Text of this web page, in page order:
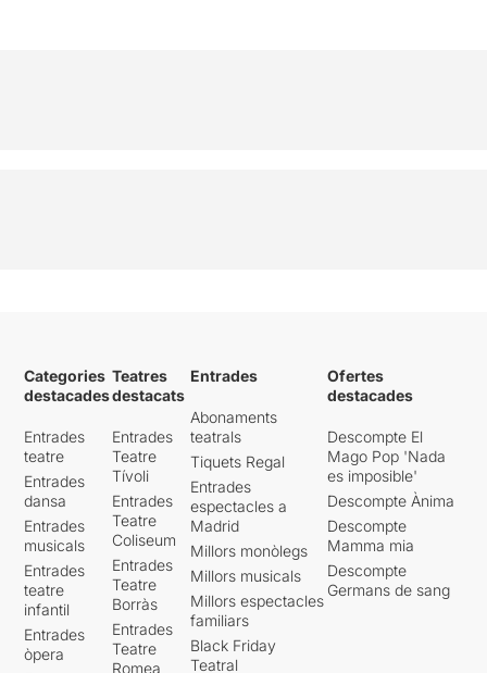
Categories
destacades
Entrades
teatre
Entrades
dansa
Entrades
musicals
Entrades
teatre
infantil
Entrades
òpera
Teatres
destacats
Entrades
Teatre
Tívoli
Entrades
Teatre
Coliseum
Entrades
Teatre
Borràs
Entrades
Teatre
Romea
Entrades
Abonaments
teatrals
Tiquets Regal
Entrades
espectacles a
Madrid
Millors monòlegs
Millors musicals
Millors espectacles
familiars
Black Friday
Teatral
Ofertes
destacades
Descompte El
Mago Pop 'Nada
es imposible'
Descompte Ànima
Descompte
Mamma mia
Descompte
Germans de sang